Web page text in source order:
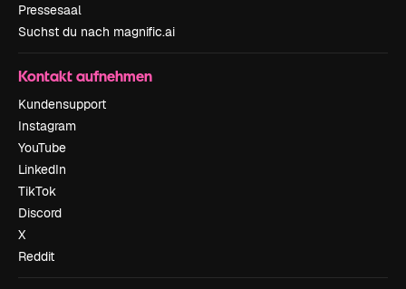
Pressesaal
Suchst du nach magnific.ai
Kontakt aufnehmen
Kundensupport
Instagram
YouTube
LinkedIn
TikTok
Discord
X
Reddit